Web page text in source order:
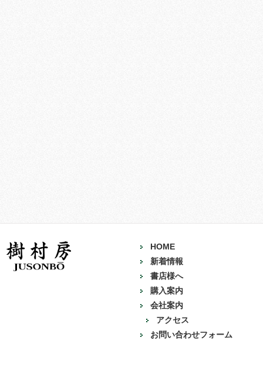
HOME
新着情報
書店様へ
購入案内
会社案内
アクセス
お問い合わせフォーム